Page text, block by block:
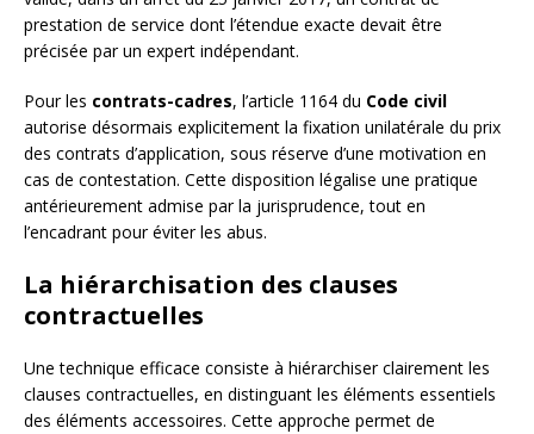
prestation de service dont l’étendue exacte devait être
précisée par un expert indépendant.
Pour les contrats-cadres, l’article 1164 du Code civil
autorise désormais explicitement la fixation unilatérale du prix
des contrats d’application, sous réserve d’une motivation en
cas de contestation. Cette disposition légalise une pratique
antérieurement admise par la jurisprudence, tout en
l’encadrant pour éviter les abus.
La hiérarchisation des clauses
contractuelles
Une technique efficace consiste à hiérarchiser clairement les
clauses contractuelles, en distinguant les éléments essentiels
des éléments accessoires. Cette approche permet de